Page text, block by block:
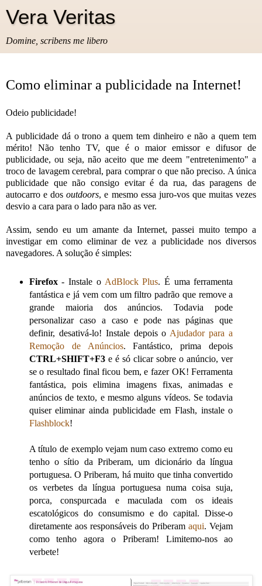
Vera Veritas
Domine, scribens me libero
Como eliminar a publicidade na Internet!
Odeio publicidade!
A publicidade dá o trono a quem tem dinheiro e não a quem tem
mérito! Não tenho TV, que é o maior emissor e difusor de
publicidade, ou seja, não aceito que me deem "entretenimento" a
troco de lavagem cerebral, para comprar o que não preciso. A única
publicidade que não consigo evitar é da rua, das paragens de
autocarro e dosoutdoors, e mesmo essa juro-vos que muitas vezes
desvio a cara para o lado para não as ver.
Assim, sendo eu um amante da Internet, passei muito tempo a
investigar em como eliminar de vez a publicidade nos diversos
navegadores. A solução é simples:
Firefox- Instale o AdBlock Plus. É uma ferramenta
fantástica e já vem com um filtro padrão que remove a
grande maioria dos anúncios. Todavia pode
personalizar caso a caso e pode nas páginas que
definir, desativá-lo! Instale depois o Ajudador para a
Remoção de Anúncios. Fantástico, prima depois
CTRL+SHIFT+F3e é só clicar sobre o anúncio, ver
se o resultado final ficou bem, e fazer OK! Ferramenta
fantástica, pois elimina imagens fixas, animadas e
anúncios de texto, e mesmo alguns vídeos. Se todavia
quiser eliminar ainda publicidade em Flash, instale o
Flashblock!
A título de exemplo vejam num caso extremo como eu
tenho o sítio da Priberam, um dicionário da língua
portuguesa. O Priberam, há muito que tinha convertido
os verbetes da língua portuguesa numa coisa suja,
porca, conspurcada e maculada com os ideais
escatológicos do consumismo e do capital. Disse-o
diretamente aos responsáveis do Priberamaqui. Vejam
como tenho agora o Priberam! Limitemo-nos ao
verbete!